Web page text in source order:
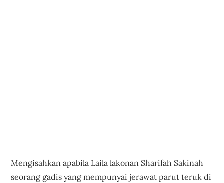
Mengisahkan apabila Laila lakonan Sharifah Sakinah
seorang gadis yang mempunyai jerawat parut teruk di